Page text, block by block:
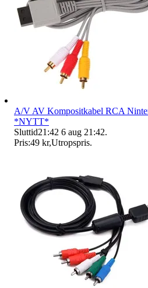
A/V AV Kompositkabel RCA
*NYTT*
Sluttid21:42 6 aug 21:42.
Pris:49 kr,Utropspris.